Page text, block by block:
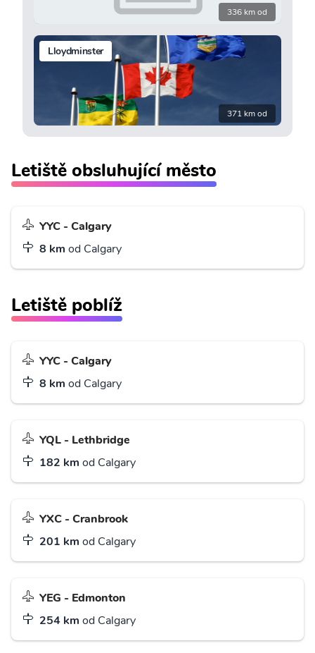
336 km od
Lloydminster
371 km od
Letiště obsluhující město
YYC - Calgary
8 km od Calgary
Letiště poblíž
YYC - Calgary
8 km od Calgary
YQL - Lethbridge
182 km od Calgary
YXC - Cranbrook
201 km od Calgary
YEG - Edmonton
254 km od Calgary